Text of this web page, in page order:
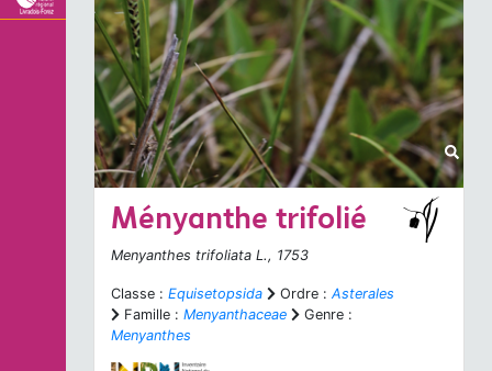
Ményanthe trifolié
Menyanthes trifoliata L., 1753
Classe : Equisetopsida Ordre : Asterales
Famille : Menyanthaceae
Genre :
Menyanthes